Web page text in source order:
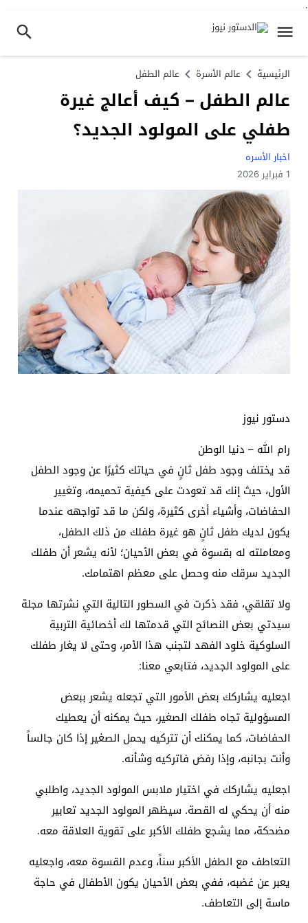
.
الرئيسية عالم الأسرة عالم الطفل
عالم الطفل – كيف أعالج غيرة
طفلي على المولود الجديد؟
اخبار الأسره
1 فبراير 2026
دستور نيوز
رام الله – دنيا الوطن
قد يختلف وجود طفل ثانٍ في حياتك كثيرًا عن وجود الطفل
الأول، حيث إنك قد تعودت على كيفية تحميمه، وتغيير
الحفاضات، وأشياء أخرى كثيرة، ولكن ما قد تواجهه عندما
يكون لديك طفل ثانٍ هو غيرة طفلك من ذلك الطفل،
ومعاملته له بقسوة في بعض الأحيان؛ لأنه يشعر أن طفلك
الجديد سرقك منه وحصل على معظم اهتمامك.
ولا تقلقي، فقد ذكرت في السطور التالية التي نشرتها مجلة
سيدتي بعض النصائح التي قدمتها لك أخصائية التربية
السلوكية خلود الفهد لتجنب هذا الأمر، وحتى لا يغار طفلك
على المولود الجديد، فتابعي معنا:
اجعليه يشاركك بعض الأمور التي تجعله يشعر ببعض
المسؤولية تجاه طفلك الصغير، حيث يمكنه أن يعطيك
الحفاضات، كما يمكنك أن تتركيه يحمل الصغير إذا كان جالساً
وأنت بجانبه، وإذا رفض فاتركيه وشأنه.
اجعليه يشاركك في اختيار ملابس المولود الجديد، واطلبي
منه أن يحكي له القصة. سيظهر المولود الجديد تعابير
مضحكة، مما يشجع طفلك الأكبر على تقوية العلاقة معه.
التعاطف مع الطفل الأكبر سناً، وعدم القسوة معه، واجعليه
يعبر عن غضبه، ففي بعض الأحيان يكون الأطفال في حاجة
ماسة إلى التعاطف.